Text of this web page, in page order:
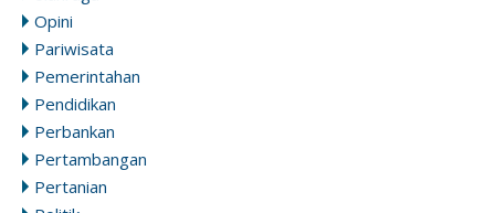
Opini
Pariwisata
Pemerintahan
Pendidikan
Perbankan
Pertambangan
Pertanian